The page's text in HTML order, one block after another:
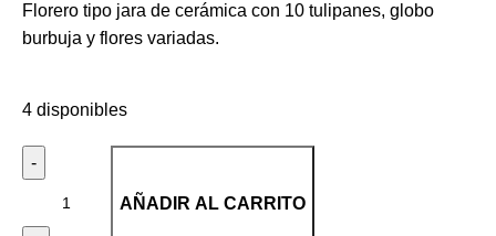
Florero tipo jara de cerámica con 10 tulipanes, globo
burbuja y flores variadas.
4 disponibles
AÑADIR AL CARRITO